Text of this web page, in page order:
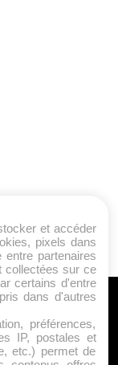
et accéder
pixels dans
partenaires
collectées sur ce
certains d'entre
dans d'autres
préférences,
IP, postales et
etc.) permet de